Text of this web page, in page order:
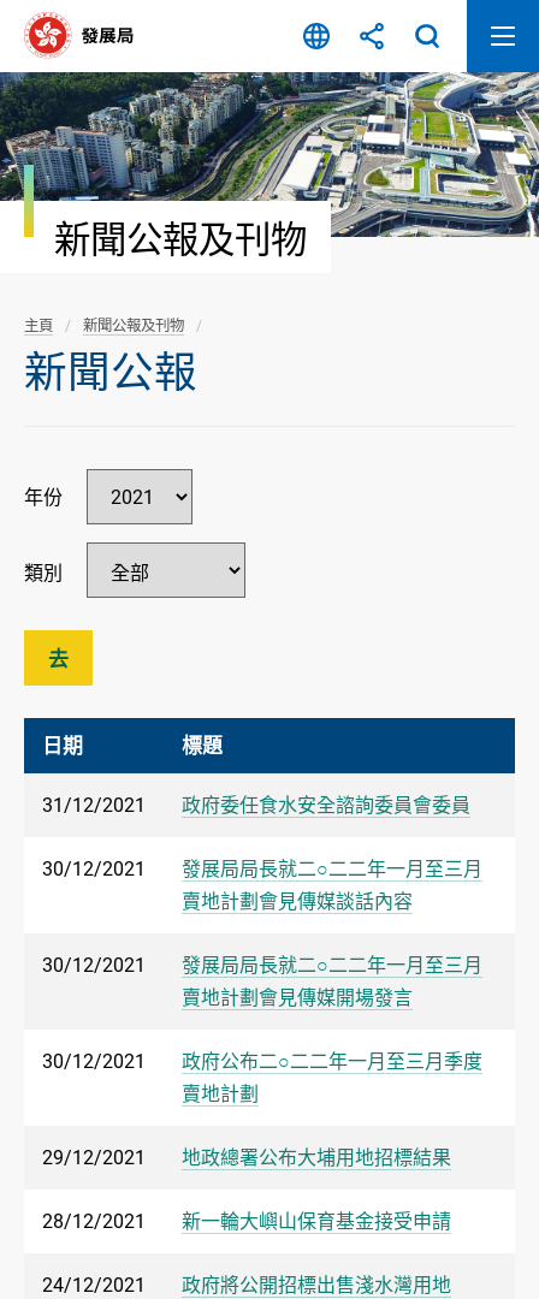
容
開
始
新聞公報及刊物
主頁 新聞公報及刊物
新聞公報
年份
類別
去
日期 標題
31/12/2021 ​政府委任食水安全諮詢委員會委員
30/12/2021
發展局局長就二○二二年一月至三月
賣地計劃會見傳媒談話內容
30/12/2021
發展局局長就二○二二年一月至三月
賣地計劃會見傳媒開場發言
30/12/2021
政府公布二○二二年一月至三月季度
賣地計劃
29/12/2021 地政總署公布大埔用地招標結果
28/12/2021 新一輪大嶼山保育基金接受申請
24/12/2021 政府將公開招標出售淺水灣用地